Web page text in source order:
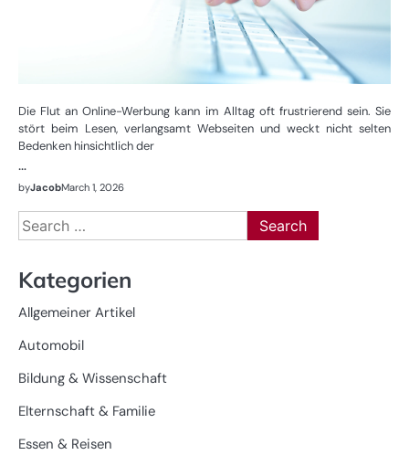
Die Flut an Online-Werbung kann im Alltag oft frustrierend sein. Sie
stört beim Lesen, verlangsamt Webseiten und weckt nicht selten
Bedenken hinsichtlich der
…
byJacobMarch 1, 2026
Search
for:
Kategorien
Allgemeiner Artikel
Automobil
Bildung & Wissenschaft
Elternschaft & Familie
Essen & Reisen